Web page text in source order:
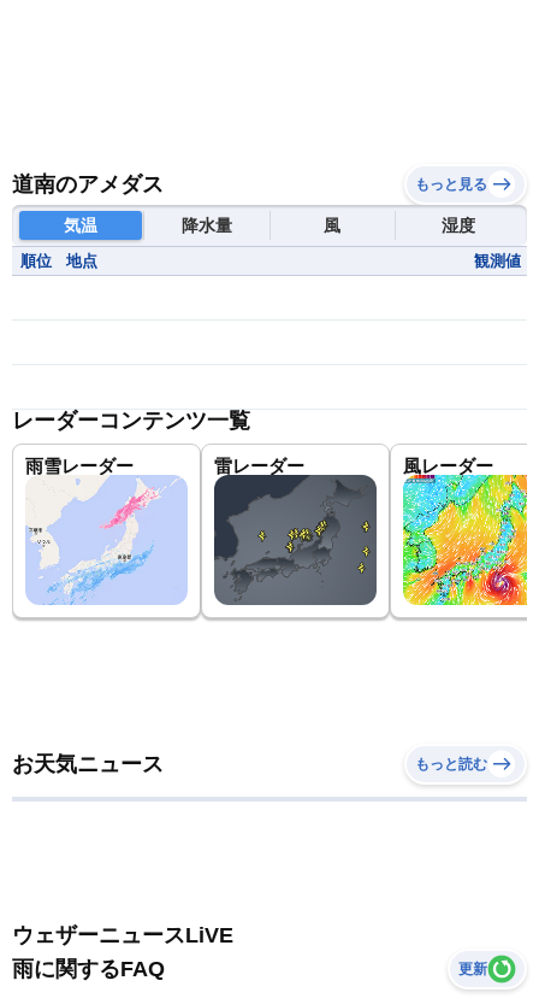
道南のアメダス もっと見る
気温 降水量 風 湿度
順位 地点 観測値
レーダーコンテンツ一覧
雨雪レーダー 雷レーダー 風レーダー
お天気ニュース もっと読む
ウェザーニュースLiVE
雨に関するFAQ
更新